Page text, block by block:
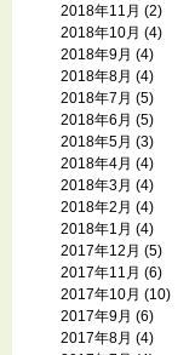
2018年11月 (2)
2018年10月 (4)
2018年9月 (4)
2018年8月 (4)
2018年7月 (5)
2018年6月 (5)
2018年5月 (3)
2018年4月 (4)
2018年3月 (4)
2018年2月 (4)
2018年1月 (4)
2017年12月 (5)
2017年11月 (6)
2017年10月 (10)
2017年9月 (6)
2017年8月 (4)